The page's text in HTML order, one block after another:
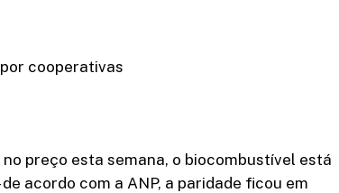
cooperativas
preço esta semana, o biocombustível está
acordo com a ANP, a paridade ficou em